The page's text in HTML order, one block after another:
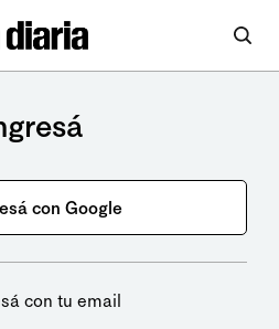
con Google
con tu email